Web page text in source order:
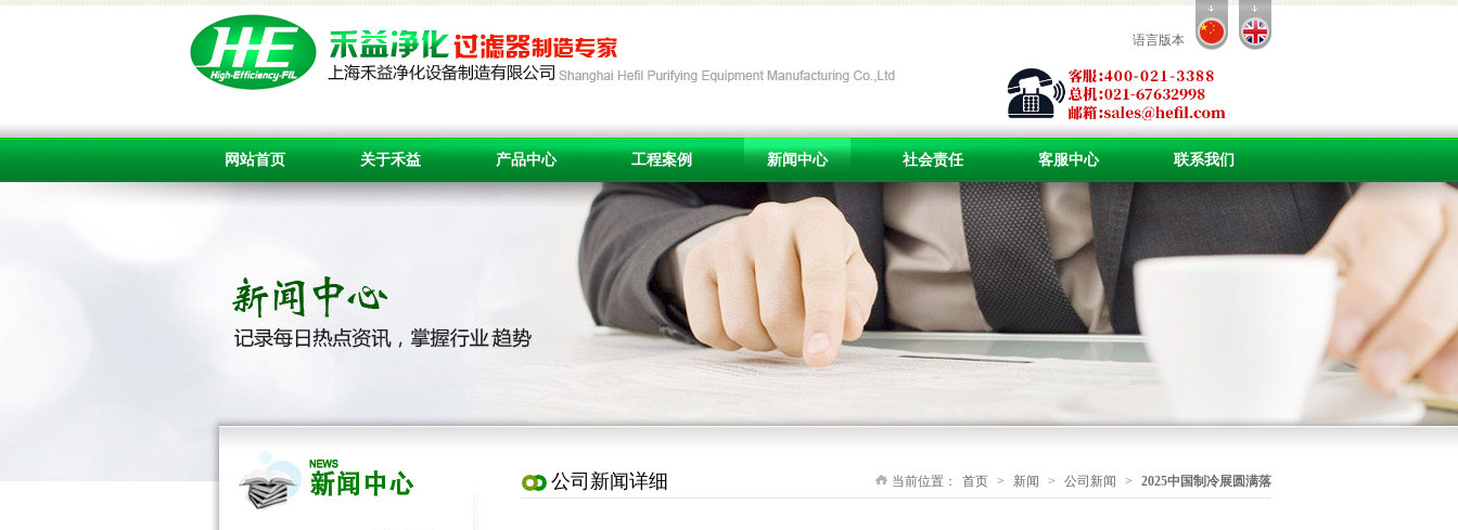
语言版本
网站首页 关于禾益 产品中心 工程案例 新闻中心 社会责任 客服中心 联系我们
公司新闻详细 当前位置： 首页 > 新闻 > 公司新闻 > 2025中国制冷展圆满落